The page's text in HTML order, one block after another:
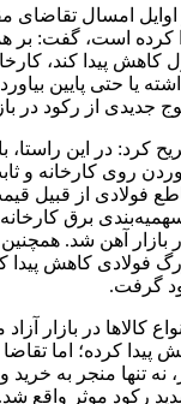
اوایل امسال
است، گفت: بر
کاهش پیدا کند،
یا حتی پایین
جدیدی از رکود در
کرد: در این
روی کارخانه
فولادی از قبیل
سهمیه‌بندی برق
آهن شد.
فولادی کاهش پیدا
گرفت.
کالاها در بازار
پیدا کرده؛ اما
نه تنها منجر به
رکود موثر واقع شد.